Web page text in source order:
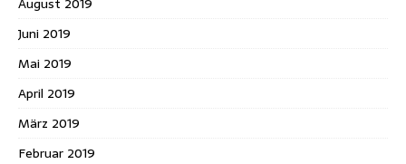
Juni 2019
Mai 2019
April 2019
März 2019
Februar 2019